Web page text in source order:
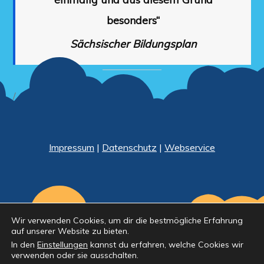
besonders“
Sächsischer Bildungsplan
/
Wir verwenden Cookies, um dir die bestmögliche Erfahrung
auf unserer Website zu bieten.
In den Einstellungen kannst du erfahren, welche Cookies wir
verwenden oder sie ausschalten.
Impressum | Datenschutz | Webservice
© Kinderland Naunhof e.V. Theme Kids Education Bell by